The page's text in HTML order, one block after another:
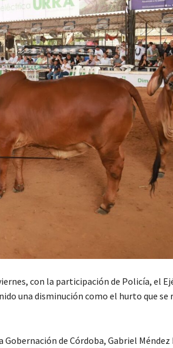
con la participación de Policía, el
una disminución como el hurto que se
de Córdoba, Gabriel Méndez